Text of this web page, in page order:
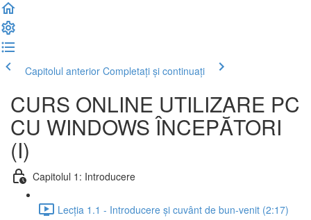
Capitolul anterior Completați și continuați
CURS ONLINE UTILIZARE PC
CU WINDOWS ÎNCEPĂTORI
(I)
Capitolul 1: Introducere
Lecția 1.1 - Introducere și cuvânt de bun-venit (2:17)